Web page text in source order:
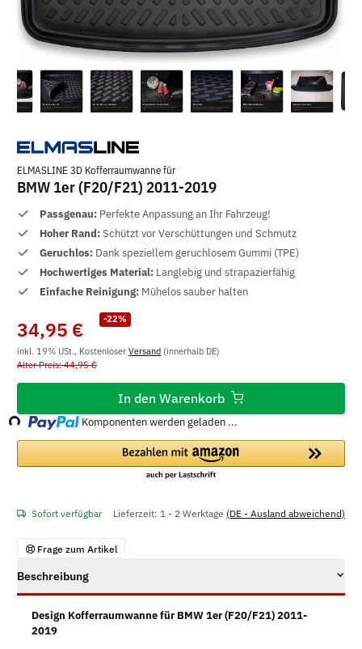
ELMASLINE 3D Kofferraumwanne für
BMW 1er (F20/F21) 2011-2019
Passgenau: Perfekte Anpassung an Ihr Fahrzeug!
Hoher Rand:Schützt vor Verschüttungen und Schmutz
Geruchlos: Dank speziellem geruchlosem Gummi (TPE)
Hochwertiges Material: Langlebig und strapazierfähig
Einfache Reinigung: Mühelos sauber halten
-22%
34,95 €
inkl. 19% USt., Kostenloser Versand (innerhalb DE)
Alter Preis: 44,95 €
In den Warenkorb
Loading... Komponenten werden geladen ...
Sofort verfügbar Lieferzeit: 1 - 2 Werktage (DE - Ausland abweichend)
Frage zum Artikel
Beschreibung
Design Kofferraumwanne für BMW 1er (F20/F21) 2011-
2019